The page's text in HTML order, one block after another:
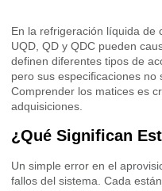
En la refrigeración líquida de
UQD, QD y QDC pueden
definen diferentes tipos de
pero sus especificaciones no
Comprender los matices es
adquisiciones.
¿Qué Significan
Un simple error en el
fallos del sistema. Cada